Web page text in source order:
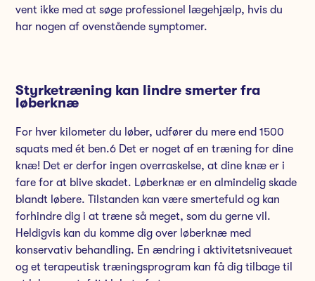
vent ikke med at søge professionel lægehjælp, hvis du
har nogen af ovenstående symptomer.
Styrketræning kan lindre smerter fra
løberknæ
For hver kilometer du løber, udfører du mere end 1500
squats med ét ben.6 Det er noget af en træning for dine
knæ! Det er derfor ingen overraskelse, at dine knæ er i
fare for at blive skadet. Løberknæ er en almindelig skade
blandt løbere. Tilstanden kan være smertefuld og kan
forhindre dig i at træne så meget, som du gerne vil.
Heldigvis kan du komme dig over løberknæ med
konservativ behandling. En ændring i aktivitetsniveauet
og et terapeutisk træningsprogram kan få dig tilbage til